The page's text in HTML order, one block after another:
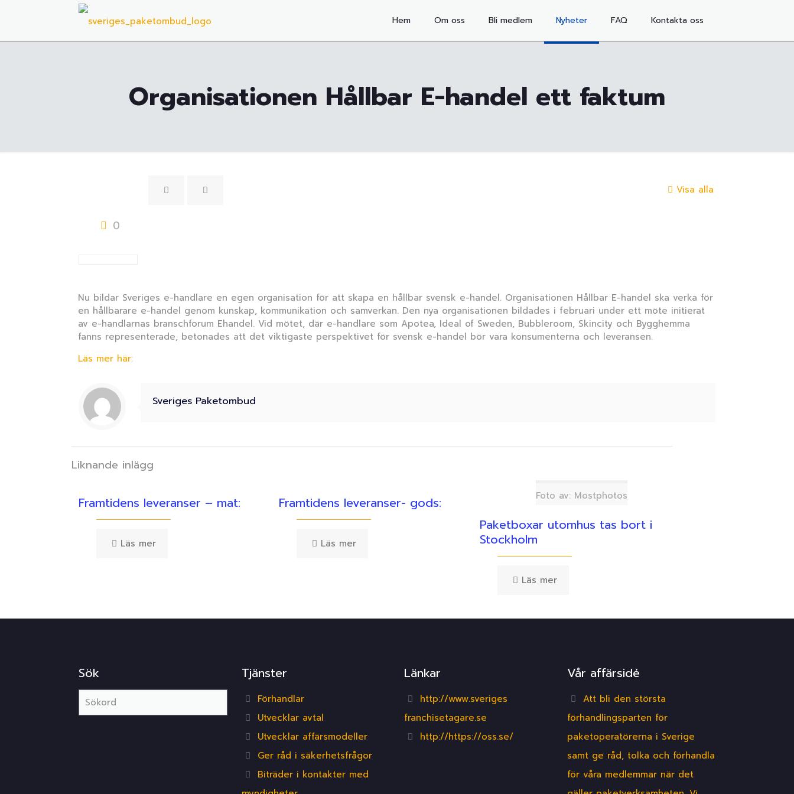
Hem Om oss Bli medlem Nyheter FAQ Kontakta oss
Organisationen Hållbar E-handel ett faktum
Visa alla
0
Nu bildar Sveriges e-handlare en egen organisation för att skapa en hållbar svensk e-handel. Organisationen Hållbar E-handel ska verka för
en hållbarare e-handel genom kunskap, kommunikation och samverkan. Den nya organisationen bildades i februari under ett möte initierat
av e-handlarnas branschforum Ehandel. Vid mötet, där e-handlare som Apotea, Ideal of Sweden, Bubbleroom, Skincity och Bygghemma
fanns representerade, betonades att det viktigaste perspektivet för svensk e-handel bör vara konsumenterna och leveransen.
Läs mer här:
Sveriges Paketombud
Liknande inlägg
Framtidens leveranser – mat:
Läs mer
Framtidens leveranser- gods:
Läs mer
Foto av: Mostphotos
Paketboxar utomhus tas bort i
Stockholm
Läs mer
Sök Tjänster
Förhandlar
Utvecklar avtal
Utvecklar affärsmodeller
Ger råd i säkerhetsfrågor
Biträder i kontakter med
Länkar
http://www.sveriges
franchisetagare.se
http://https://oss.se/
Vår affärsidé
Att bli den största
förhandlingsparten för
paketoperatörerna i Sverige
samt ge råd, tolka och förhandla
för våra medlemmar när det